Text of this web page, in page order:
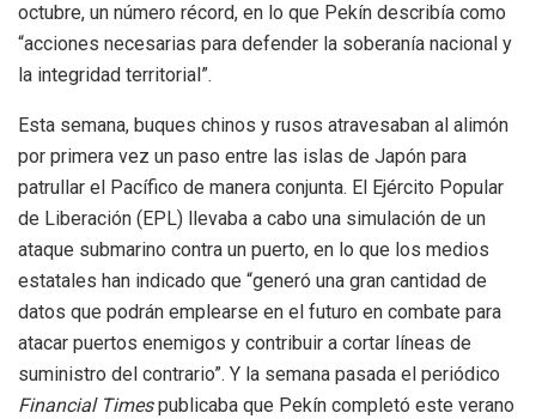
octubre, un número récord, en lo que Pekín describía como
“acciones necesarias para defender la soberanía nacional y
la integridad territorial”.
Esta semana, buques chinos y rusos atravesaban al alimón
por primera vez un paso entre las islas de Japón para
patrullar el Pacífico de manera conjunta. El Ejército Popular
de Liberación (EPL) llevaba a cabo una simulación de un
ataque submarino contra un puerto, en lo que los medios
estatales han indicado que “generó una gran cantidad de
datos que podrán emplearse en el futuro en combate para
atacar puertos enemigos y contribuir a cortar líneas de
suministro del contrario”. Y la semana pasada el periódico
Financial Timespublicaba que Pekín completó este verano